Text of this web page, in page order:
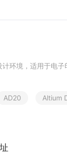
计环境 ， 适用于电子
AD20 Altium
址